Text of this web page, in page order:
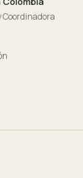
Coordinadora